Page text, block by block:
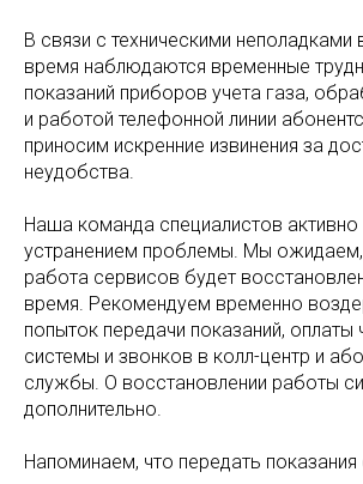
В связи с техническими неполадками
время наблюдаются временные
показаний приборов учета газа,
и работой телефонной линии
приносим искренние извинения за
неудобства.
Наша команда специалистов активно
устранением проблемы. Мы ожидаем,
работа сервисов будет
время. Рекомендуем временно
попыток передачи показаний, оплаты
системы и звонков в колл-центр и
службы. О восстановлении работы
дополнительно.
Напоминаем, что передать показания